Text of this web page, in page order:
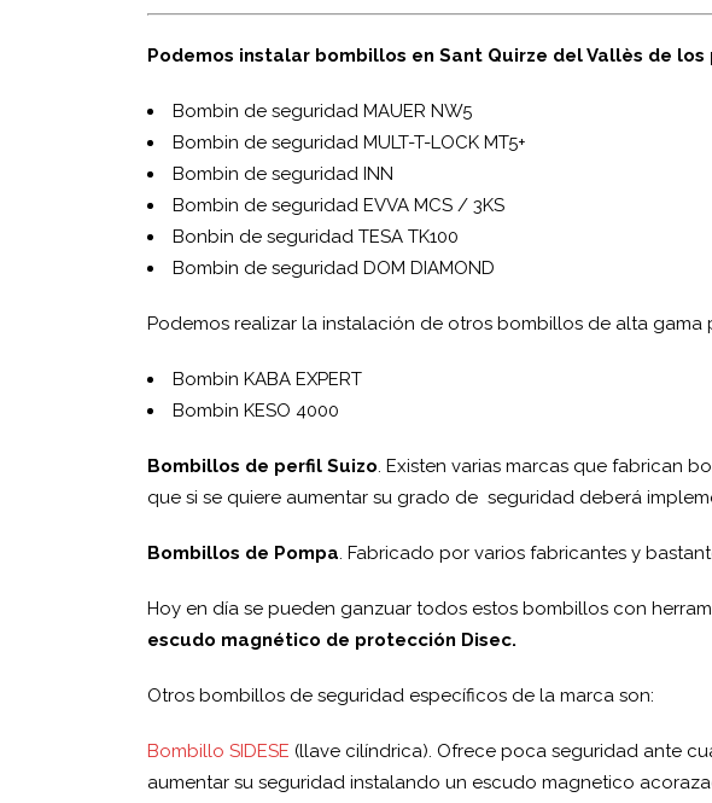
Podemos instalar bombillos en Sant Quirze del Vallès de
Bombin de seguridad MAUER NW5
Bombin de seguridad MUL­T-T-LOCK MT5+
Bombin de seguridad INN
Bombin de seguridad EVVA MCS / 3KS
Bonbin de seguridad TESA TK100
Bombin de seguridad DOM DIAMOND
Podemos realizar la instalación de otros bombillos de alta
Bombin KABA EXPERT
Bombin KESO 4000
Bombillos de perfil Suizo. Existen varias marcas que fabrican
que si se quiere aumentar su grado de seguridad deberá
Bombillos de Pompa. Fabricado por varios fabricantes y
Hoy en día se pueden ganzuar todos estos bombillos con
escudo magnético de protección Disec.
Otros bombillos de seguridad específicos de la marca son:
Bombillo SIDESE (llave cilíndrica). Ofrece poca seguridad ante
aumentar su seguridad instalando un escudo magnetico